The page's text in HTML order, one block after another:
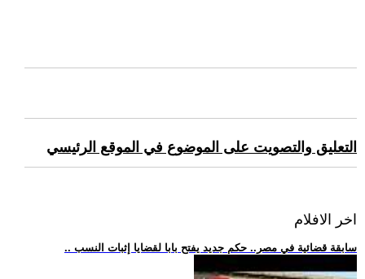
التعليق والتصويت على الموضوع في الموقع الرئيسي
اخر الافلام
.. سابقة قضائية في مصر.. حكم جديد يفتح بابا لقضايا إثبات النسب